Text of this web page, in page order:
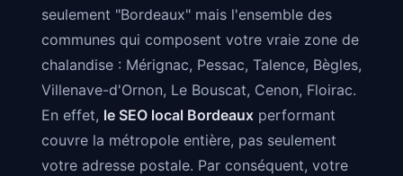
seulement "Bordeaux" mais l'ensemble des
communes qui composent votre vraie zone de
chalandise : Mérignac, Pessac, Talence, Bègles,
Villenave-d'Ornon, Le Bouscat, Cenon, Floirac.
En effet, le SEO local Bordeaux performant
couvre la métropole entière, pas seulement
votre adresse postale. Par conséquent, votre